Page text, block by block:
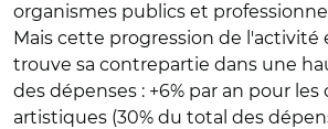
organismes publics et
Mais cette progression de l'activité
trouve sa contrepartie dans une
des dépenses : +6% par an pour les
artistiques (30% du total des